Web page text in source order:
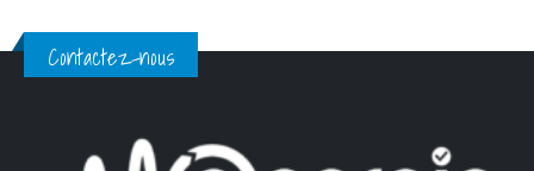
Contactez-nous